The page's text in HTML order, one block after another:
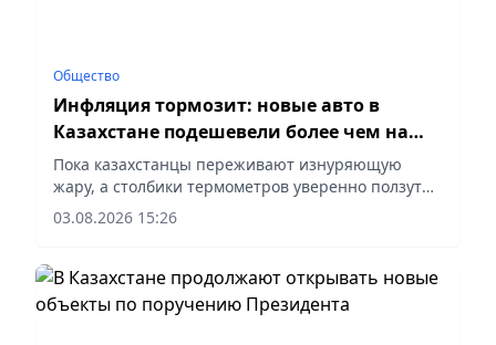
Общество
Инфляция тормозит: новые авто в
Казахстане подешевели более чем на
16%
Пока казахстанцы переживают изнуряющую
жару, а столбики термометров уверенно ползут
вверх, инфляция в стране, напротив,
демонстрирует заметное охлаждение.
замедляться, фиксируя уверенный тренд на
снижение, сообщает корреспондент vapress.kz со
ссылкой на сайт Бюро национальной статистики.
03.08.2026 15:26